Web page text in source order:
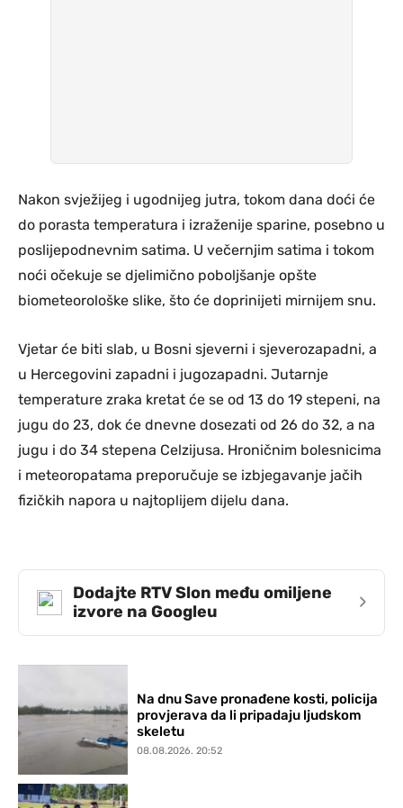
Nakon svježijeg i ugodnijeg jutra, tokom dana doći će
do porasta temperatura i izraženije sparine, posebno u
poslijepodnevnim satima. U večernjim satima i tokom
noći očekuje se djelimično poboljšanje opšte
biometeorološke slike, što će doprinijeti mirnijem snu.
Vjetar će biti slab, u Bosni sjeverni i sjeverozapadni, a
u Hercegovini zapadni i jugozapadni. Jutarnje
temperature zraka kretat će se od 13 do 19 stepeni, na
jugu do 23, dok će dnevne dosezati od 26 do 32, a na
jugu i do 34 stepena Celzijusa. Hroničnim bolesnicima
i meteoropatama preporučuje se izbjegavanje jačih
fizičkih napora u najtoplijem dijelu dana.
Dodajte RTV Slon među omiljene
izvore na Googleu
›
Na dnu Save pronađene kosti, policija
provjerava da li pripadaju ljudskom
skeletu
08.08.2026. 20:52